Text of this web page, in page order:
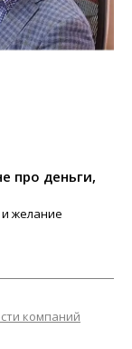
про деньги,
желание
компаний